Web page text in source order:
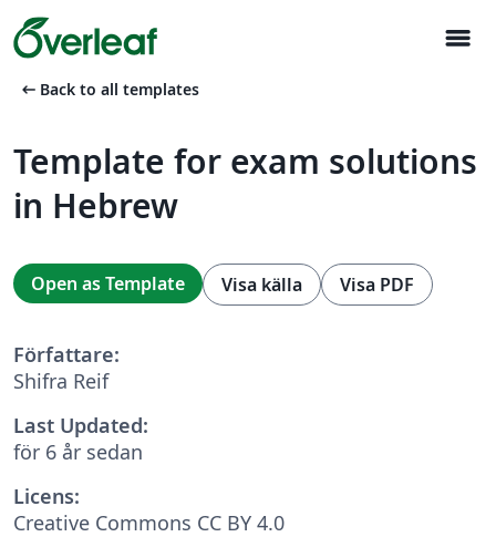
menu
arrow_left_alt Back to all templates
Template for exam solutions
in Hebrew
Open as Template Visa källa Visa PDF
Författare:
Shifra Reif
Last Updated:
för 6 år sedan
Licens:
Creative Commons CC BY 4.0